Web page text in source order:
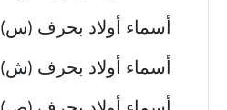
أسماء أولاد بحرف (س)
أسماء أولاد بحرف (ش)